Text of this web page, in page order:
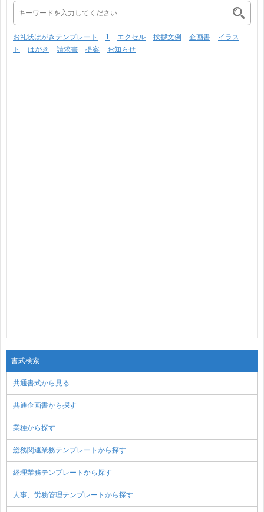
お礼状はがきテンプレート 1 エクセル 挨拶文例 企画書
イラス
ト
はがき 請求書 提案 お知らせ
書式検索
共通書式から見る
共通企画書から探す
業種から探す
総務関連業務テンプレートから探す
経理業務テンプレートから探す
人事、労務管理テンプレートから探す